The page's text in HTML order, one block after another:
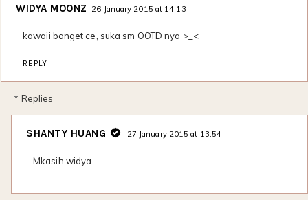
WIDYA MOONZ 26 January 2015 at 14:13
kawaii banget ce, suka sm OOTD nya >_<
REPLY
Replies
SHANTY HUANG 27 January 2015 at 13:54
Mkasih widya